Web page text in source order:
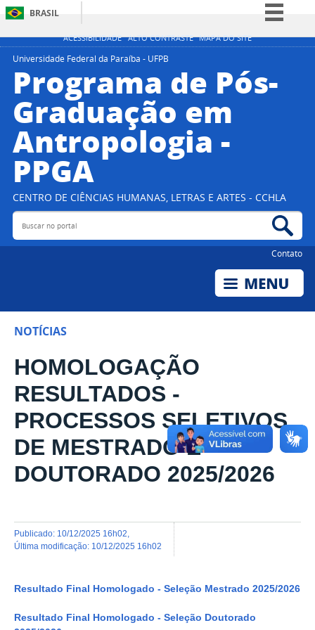
ACESSIBILIDADE ALTO CONTRASTE MAPA DO SITE
BRASIL
Simplifique!
Participe
Legislação
Canais
Universidade Federal da Paraíba - UFPB
Programa de Pós-
Graduação em
Antropologia -
PPGA
CENTRO DE CIÊNCIAS HUMANAS, LETRAS E ARTES - CCHLA
Buscar no portal
Contato
NOTÍCIAS
HOMOLOGAÇÃO
RESULTADOS -
PROCESSOS SELETIVOS
DE MESTRADO E
DOUTORADO 2025/2026
publicado: 10/12/2025 16h02
última modificação: 10/12/2025 16h02
Resultado Final Homologado - Seleção Mestrado 2025/2026
Resultado Final Homologado - Seleção Doutorado